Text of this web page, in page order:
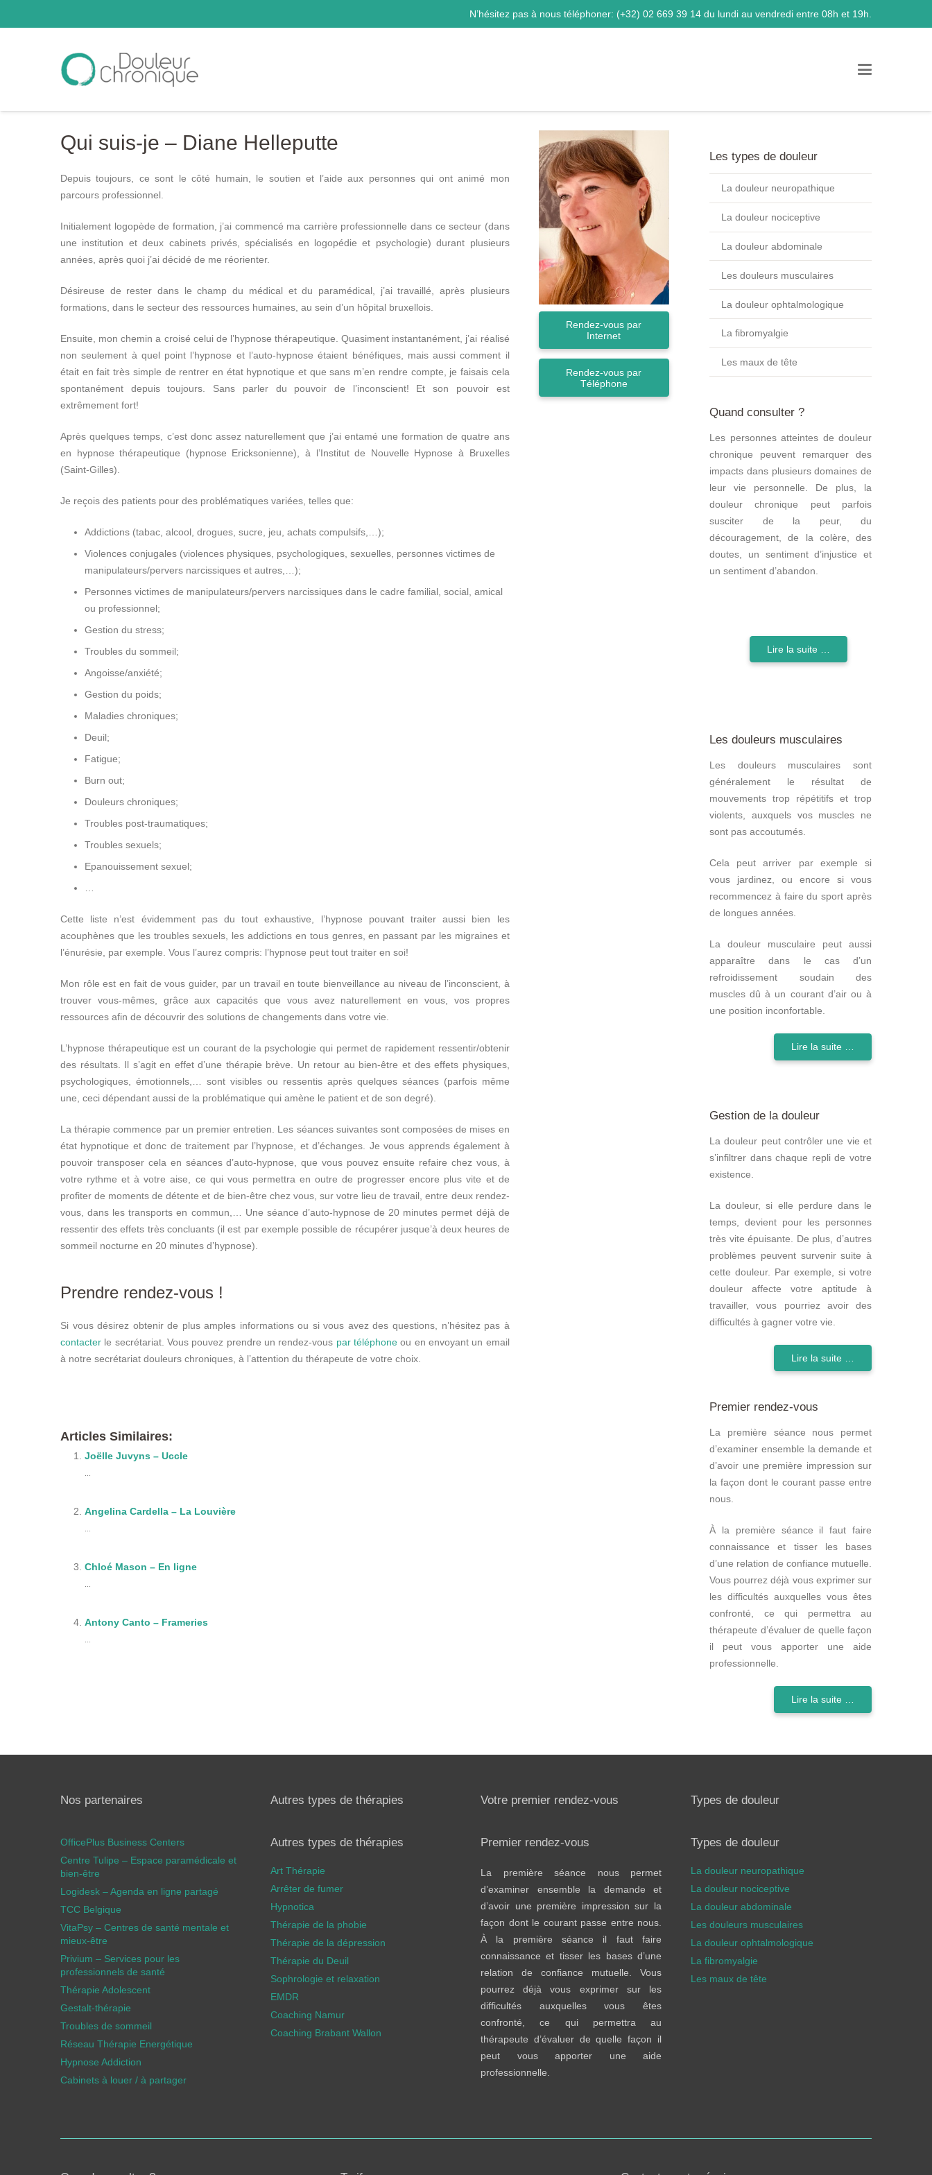
N’hésitez pas à nous téléphoner: (+32) 02 669 39 14 du lundi au vendredi entre 08h et 19h.
Qui suis-je – Diane Helleputte
Depuis toujours, ce sont le côté humain, le soutien et l’aide aux personnes qui ont animé mon
parcours professionnel.
Initialement logopède de formation, j’ai commencé ma carrière professionnelle dans ce secteur (dans
une institution et deux cabinets privés, spécialisés en logopédie et psychologie) durant plusieurs
années, après quoi j’ai décidé de me réorienter.
Désireuse de rester dans le champ du médical et du paramédical, j’ai travaillé, après plusieurs
formations, dans le secteur des ressources humaines, au sein d’un hôpital bruxellois.
Ensuite, mon chemin a croisé celui de l’hypnose thérapeutique. Quasiment instantanément, j’ai réalisé
non seulement à quel point l’hypnose et l’auto-hypnose étaient bénéfiques, mais aussi comment il
était en fait très simple de rentrer en état hypnotique et que sans m’en rendre compte, je faisais cela
spontanément depuis toujours. Sans parler du pouvoir de l’inconscient! Et son pouvoir est
extrêmement fort!
Après quelques temps, c’est donc assez naturellement que j’ai entamé une formation de quatre ans
en hypnose thérapeutique (hypnose Ericksonienne), à l’Institut de Nouvelle Hypnose à Bruxelles
(Saint-Gilles).
Je reçois des patients pour des problématiques variées, telles que:
Addictions (tabac, alcool, drogues, sucre, jeu, achats compulsifs,…);
Violences conjugales (violences physiques, psychologiques, sexuelles, personnes victimes de
manipulateurs/pervers narcissiques et autres,…);
Personnes victimes de manipulateurs/pervers narcissiques dans le cadre familial, social, amical
ou professionnel;
Gestion du stress;
Troubles du sommeil;
Angoisse/anxiété;
Gestion du poids;
Maladies chroniques;
Deuil;
Fatigue;
Burn out;
Douleurs chroniques;
Troubles post-traumatiques;
Troubles sexuels;
Epanouissement sexuel;
Cette liste n’est évidemment pas du tout exhaustive, l’hypnose pouvant traiter aussi bien les
acouphènes que les troubles sexuels, les addictions en tous genres, en passant par les migraines et
l’énurésie, par exemple. Vous l’aurez compris: l’hypnose peut tout traiter en soi!
Mon rôle est en fait de vous guider, par un travail en toute bienveillance au niveau de l’inconscient, à
trouver vous-mêmes, grâce aux capacités que vous avez naturellement en vous, vos propres
ressources afin de découvrir des solutions de changements dans votre vie.
L’hypnose thérapeutique est un courant de la psychologie qui permet de rapidement ressentir/obtenir
des résultats. Il s’agit en effet d’une thérapie brève. Un retour au bien-être et des effets physiques,
psychologiques, émotionnels,… sont visibles ou ressentis après quelques séances (parfois même
une, ceci dépendant aussi de la problématique qui amène le patient et de son degré).
La thérapie commence par un premier entretien. Les séances suivantes sont composées de mises en
état hypnotique et donc de traitement par l’hypnose, et d’échanges. Je vous apprends également à
pouvoir transposer cela en séances d’auto-hypnose, que vous pouvez ensuite refaire chez vous, à
votre rythme et à votre aise, ce qui vous permettra en outre de progresser encore plus vite et de
profiter de moments de détente et de bien-être chez vous, sur votre lieu de travail, entre deux rendez-
vous, dans les transports en commun,… Une séance d’auto-hypnose de 20 minutes permet déjà de
ressentir des effets très concluants (il est par exemple possible de récupérer jusque’à deux heures de
sommeil nocturne en 20 minutes d’hypnose).
Prendre rendez-vous !
Si vous désirez obtenir de plus amples informations ou si vous avez des questions, n’hésitez pas à
contacter le secrétariat. Vous pouvez prendre un rendez-vous par téléphone ou en envoyant un email
à notre secrétariat douleurs chroniques, à l’attention du thérapeute de votre choix.
Rendez-vous par
Internet
Rendez-vous par
Téléphone
Articles Similaires:
Joëlle Juvyns – Uccle
Angelina Cardella – La Louvière
Chloé Mason – En ligne
Antony Canto – Frameries
Les types de douleur
La douleur neuropathique
La douleur nociceptive
La douleur abdominale
Les douleurs musculaires
La douleur ophtalmologique
La fibromyalgie
Les maux de tête
Quand consulter ?
Les personnes atteintes de douleur
chronique peuvent remarquer des
impacts dans plusieurs domaines de
leur vie personnelle. De plus, la
douleur chronique peut parfois
susciter de la peur, du
découragement, de la colère, des
doutes, un sentiment d’injustice et
un sentiment d’abandon.
Lire la suite …
Les douleurs musculaires
Les douleurs musculaires sont
généralement le résultat de
mouvements trop répétitifs et trop
violents, auxquels vos muscles ne
sont pas accoutumés.
Cela peut arriver par exemple si
vous jardinez, ou encore si vous
recommencez à faire du sport après
de longues années.
La douleur musculaire peut aussi
apparaître dans le cas d’un
refroidissement soudain des
muscles dû à un courant d’air ou à
une position inconfortable.
Lire la suite …
Gestion de la douleur
La douleur peut contrôler une vie et
s’infiltrer dans chaque repli de votre
existence.
La douleur, si elle perdure dans le
temps, devient pour les personnes
très vite épuisante. De plus, d’autres
problèmes peuvent survenir suite à
cette douleur. Par exemple, si votre
douleur affecte votre aptitude à
travailler, vous pourriez avoir des
difficultés à gagner votre vie.
Lire la suite …
Premier rendez-vous
La première séance nous permet
d’examiner ensemble la demande et
d’avoir une première impression sur
la façon dont le courant passe entre
nous.
À la première séance il faut faire
connaissance et tisser les bases
d’une relation de confiance mutuelle.
Vous pourrez déjà vous exprimer sur
les difficultés auxquelles vous êtes
confronté, ce qui permettra au
thérapeute d’évaluer de quelle façon
il peut vous apporter une aide
professionnelle.
Lire la suite …
Nos partenaires
OfficePlus Business Centers
Centre Tulipe – Espace paramédicale et
bien-être
Logidesk – Agenda en ligne partagé
TCC Belgique
VitaPsy – Centres de santé mentale et
mieux-être
Privium – Services pour les
professionnels de santé
Thérapie Adolescent
Gestalt-thérapie
Troubles de sommeil
Réseau Thérapie Energétique
Hypnose Addiction
Cabinets à louer / à partager
Autres types de thérapies
Autres types de thérapies
Art Thérapie
Arrêter de fumer
Hypnotica
Thérapie de la phobie
Thérapie de la dépression
Thérapie du Deuil
Sophrologie et relaxation
EMDR
Coaching Namur
Coaching Brabant Wallon
Votre premier rendez-vous
Premier rendez-vous
La première séance nous permet
d’examiner ensemble la demande et
d’avoir une première impression sur la
façon dont le courant passe entre nous.
À la première séance il faut faire
connaissance et tisser les bases d’une
relation de confiance mutuelle. Vous
pourrez déjà vous exprimer sur les
difficultés auxquelles vous êtes
confronté, ce qui permettra au
thérapeute d’évaluer de quelle façon il
peut vous apporter une aide
professionnelle.
Types de douleur
Types de douleur
La douleur neuropathique
La douleur nociceptive
La douleur abdominale
Les douleurs musculaires
La douleur ophtalmologique
La fibromyalgie
Les maux de tête